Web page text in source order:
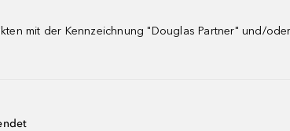
mit der Kennzeichnung "Douglas Partner" und/